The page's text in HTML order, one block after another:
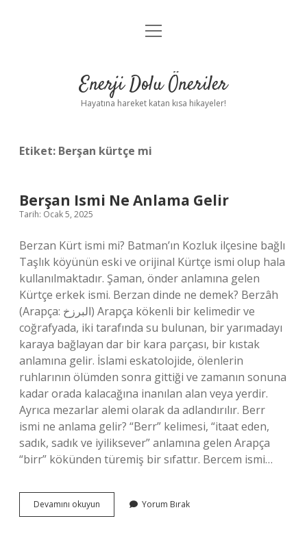
Anasayfa
Yasal Uyarı
menüyü
Enerji Dolu Öneriler
Hayatına hareket katan kısa hikayeler!
Etiket: Berşan kürtçe mi
Berşan Ismi Ne Anlama Gelir
Tarih: Ocak 5, 2025
Berzan Kürt ismi mi? Batman’ın Kozluk ilçesine bağlı
Taşlık köyünün eski ve orijinal Kürtçe ismi olup hala
kullanılmaktadır. Şaman, önder anlamına gelen
Kürtçe erkek ismi. Berzan dinde ne demek? Berzâh
(Arapça: البرزخ) Arapça kökenli bir kelimedir ve
coğrafyada, iki tarafında su bulunan, bir yarımadayı
karaya bağlayan dar bir kara parçası, bir kıstak
anlamına gelir. İslami eskatolojide, ölenlerin
ruhlarının ölümden sonra gittiği ve zamanın sonuna
kadar orada kalacağına inanılan alan veya yerdir.
Ayrıca mezarlar alemi olarak da adlandırılır. Berr
ismi ne anlama gelir? “Berr” kelimesi, “itaat eden,
sadık, sadık ve iyiliksever” anlamına gelen Arapça
“birr” kökünden türemiş bir sıfattır. Bercem ismi…
Devamını okuyun
Ismi
Yorum Bırak